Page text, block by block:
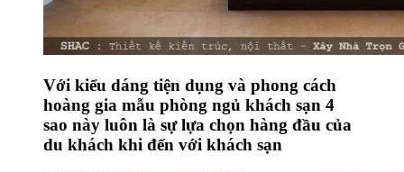
Với kiểu dáng tiện dụng và phong cách
hoàng gia mẫu phòng ngủ khách sạn 4
sao này luôn là sự lựa chọn hàng đầu của
du khách khi đến với khách sạn